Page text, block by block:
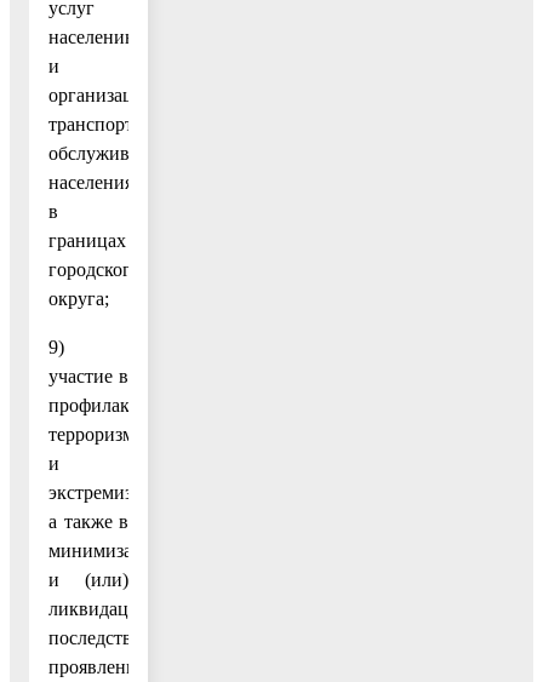
услуг
населению
и
организация
транспортного
обслуживания
населения
в
границах
городского
округа;
9)
участие в
профилактике
терроризма
и
экстремизма,
а также в
минимизации
и (или)
ликвидации
последствий
проявлений